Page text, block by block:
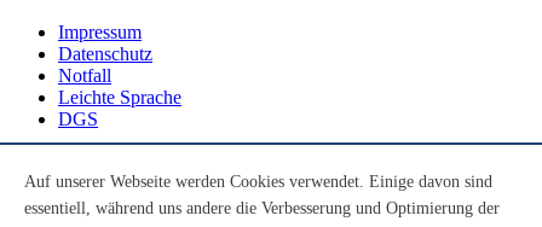
Impressum
Datenschutz
Notfall
Leichte Sprache
DGS
Youtube
Auf unserer Webseite werden Cookies verwendet. Einige davon sind
essentiell, während uns andere die Verbesserung und Optimierung der